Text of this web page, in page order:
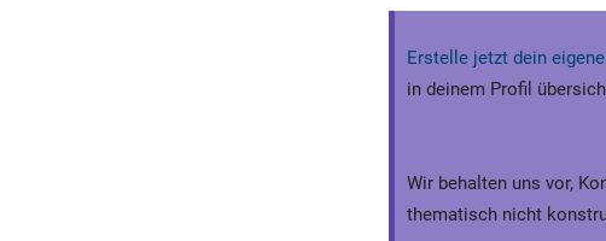
Erstelle jetzt dein
in deinem Profil
Wir behalten uns vor,
thematisch nicht